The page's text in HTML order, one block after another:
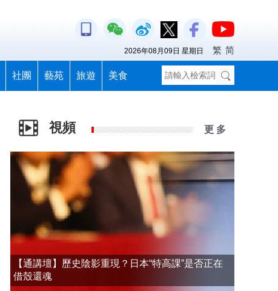
社團 藝苑 旅遊 美食
2026年08月09日 星期日 繁 简
視頻 更 多
【通講壇】歷史陰影重現？日本“特高課”是否正在
借殼還魂